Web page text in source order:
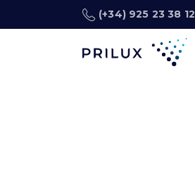
(+34) 925 23 38 12